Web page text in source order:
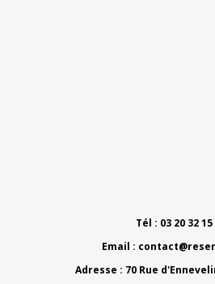
Tél : 03 20 32 15
Email :
Adresse : 70 Rue